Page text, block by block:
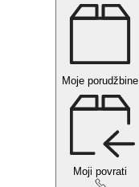
Moje porudžbine
Moji povrati